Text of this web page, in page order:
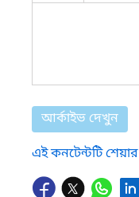
আর্কাইভ দেখুন
এই কনটেন্টটি